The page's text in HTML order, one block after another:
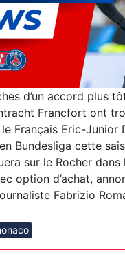
d’un accord plus
Francfort ont
le Français Eric-Junior
Bundesliga cette
sur le Rocher dans
option d’achat,
Fabrizio